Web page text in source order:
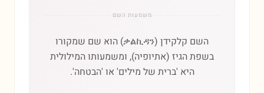
משמעות השם
השם קלקידן (ቃልኪዳን) הוא שם שמקורו
בשפת הגיז (אתיופיה), ומשמעותו המילולית
היא 'ברית של מילים' או 'הבטחה'.